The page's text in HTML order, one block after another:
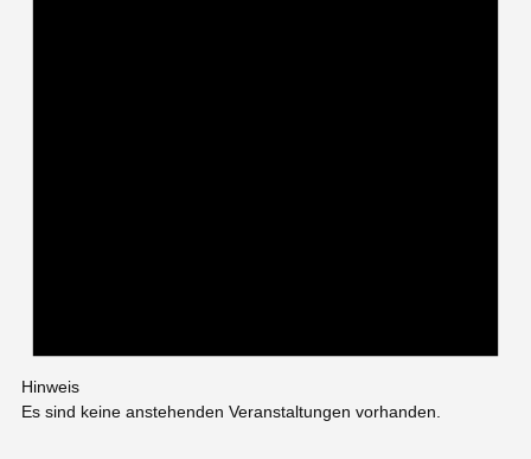
Hinweis
Es sind keine anstehenden Veranstaltungen vorhanden.